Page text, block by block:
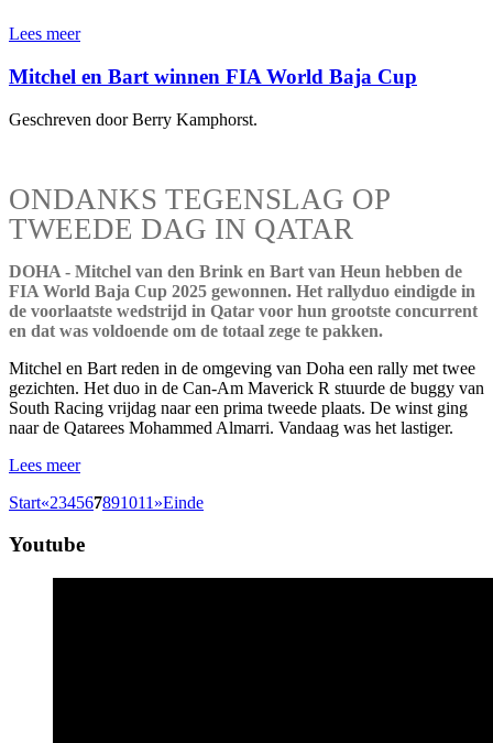
Lees meer
Mitchel en Bart winnen FIA World Baja Cup
Geschreven door Berry Kamphorst.
ONDANKS TEGENSLAG OP
TWEEDE DAG IN QATAR
DOHA - Mitchel van den Brink en Bart van Heun hebben de
FIA World Baja Cup 2025 gewonnen. Het rallyduo eindigde in
de voorlaatste wedstrijd in Qatar voor hun grootste concurrent
en dat was voldoende om de totaal zege te pakken.
Mitchel en Bart reden in de omgeving van Doha een rally met twee
gezichten. Het duo in de Can-Am Maverick R stuurde de buggy van
South Racing vrijdag naar een prima tweede plaats. De winst ging
naar de Qatarees Mohammed Almarri. Vandaag was het lastiger.
Lees meer
Start«234567891011 »Einde
Youtube